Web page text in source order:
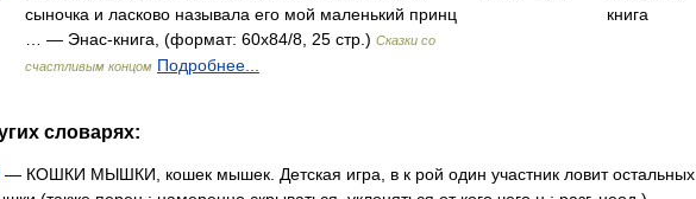
сыночка и ласково называла его мой маленький принц
… — Энас-книга, (формат: 60x84/8, 25 стр.) Сказки со
счастливым концом Подробнее...
книга
словарях:
— КОШКИ МЫШКИ, кошек мышек. Детская игра, в к рой один участник ловит остальных.